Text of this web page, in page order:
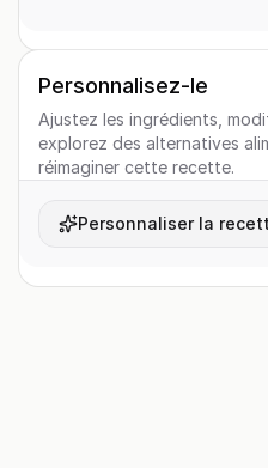
Personnalisez-le
Ajustez les ingrédients,
explorez des alternatives
réimaginer cette recette.
Personnaliser la